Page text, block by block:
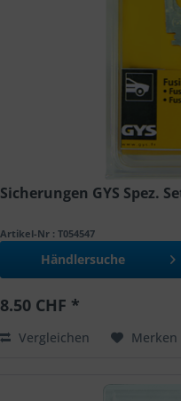
Sicherungen GYS Spez.
Artikel-Nr : T054547
Händlersuche
8.50 CHF *
Vergleichen Merken